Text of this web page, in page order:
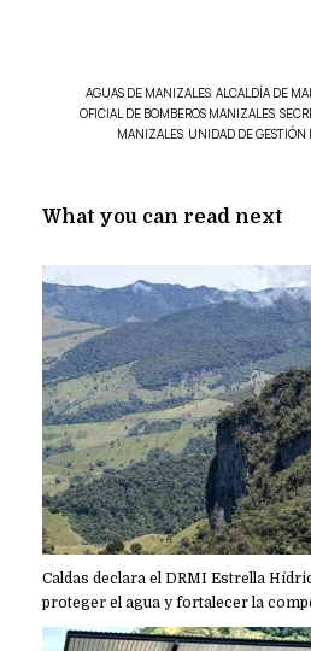
AGUAS DE MANIZALES, ALCALDÍA DE
OFICIAL DE BOMBEROS MANIZALES,
MANIZALES, UNIDAD DE GESTIÓN
What you can read next
Caldas declara el DRMI Estrella
proteger el agua y fortalecer la